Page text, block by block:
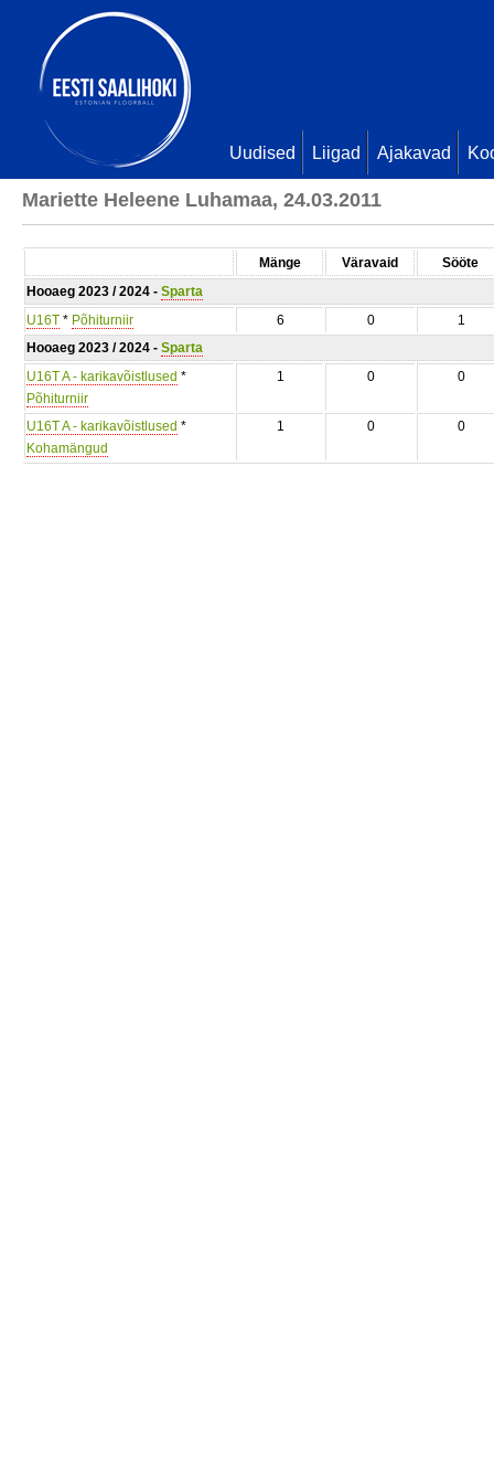
Uudised Liigad Ajakavad
Mariette Heleene Luhamaa, 24.03.2011
Mänge Väravaid
Sööte
Hooaeg 2023 / 2024 - Sparta
U16T * Põhiturniir 6 0
1
Hooaeg 2023 / 2024 - Sparta
U16T A - karikavõistlused *
Põhiturniir
1 0 0
U16T A - karikavõistlused *
Kohamängud
1 0 0